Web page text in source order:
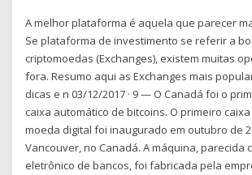
A melhor plataforma é aquela que parecer
Se plataforma de investimento se referir a
criptomoedas (Exchanges), existem muitas
fora. Resumo aqui as Exchanges mais
dicas e n 03/12/2017 · 9 — O Canadá foi o
caixa automático de bitcoins. O primeiro
moeda digital foi inaugurado em outubro de
Vancouver, no Canadá. A máquina, parecida
eletrônico de bancos, foi fabricada pela